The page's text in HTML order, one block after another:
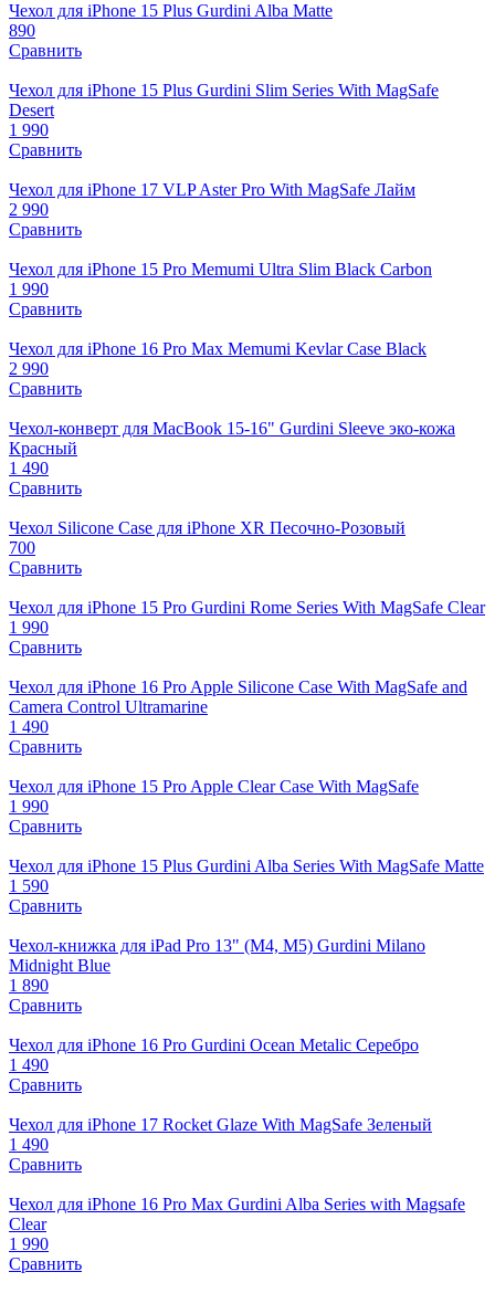
Чехол для iPhone 15 Plus Gurdini Alba Matte
890
Сравнить
Чехол для iPhone 15 Plus Gurdini Slim Series With MagSafe
Desert
1 990
Сравнить
Чехол для iPhone 17 VLP Aster Pro With MagSafe Лайм
2 990
Сравнить
Чехол для iPhone 15 Pro Memumi Ultra Slim Black Carbon
1 990
Сравнить
Чехол для iPhone 16 Pro Max Memumi Kevlar Case Black
2 990
Сравнить
Чехол-конверт для MacBook 15-16" Gurdini Sleeve эко-кожа
Красный
1 490
Сравнить
Чехол Silicone Case для iPhone XR Песочно-Розовый
700
Сравнить
Чехол для iPhone 15 Pro Gurdini Rome Series With MagSafe Clear
1 990
Сравнить
Чехол для iPhone 16 Pro Apple Silicone Case With MagSafe and
Camera Control Ultramarine
1 490
Сравнить
Чехол для iPhone 15 Pro Apple Clear Case With MagSafe
1 990
Сравнить
Чехол для iPhone 15 Plus Gurdini Alba Series With MagSafe Matte
1 590
Сравнить
Чехол-книжка для iPad Pro 13" (M4, M5) Gurdini Milano
Midnight Blue
1 890
Сравнить
Чехол для iPhone 16 Pro Gurdini Ocean Metalic Серебро
1 490
Сравнить
Чехол для iPhone 17 Rocket Glaze With MagSafe Зеленый
1 490
Сравнить
Чехол для iPhone 16 Pro Max Gurdini Alba Series with Magsafe
Clear
1 990
Сравнить